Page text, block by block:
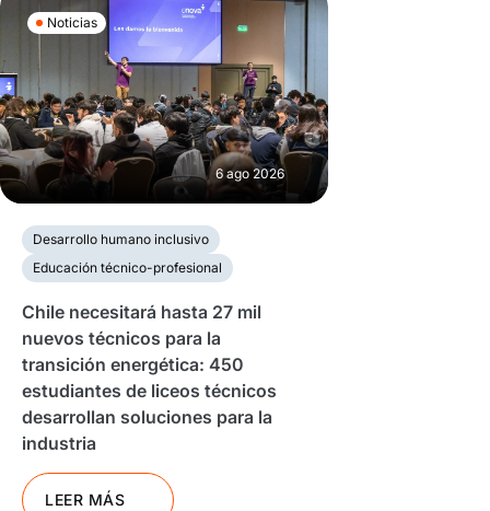
Noticias
6 ago 2026
Desarrollo humano inclusivo
Educación técnico-profesional
Chile necesitará hasta 27 mil
nuevos técnicos para la
transición energética: 450
estudiantes de liceos técnicos
desarrollan soluciones para la
industria
LEER MÁS